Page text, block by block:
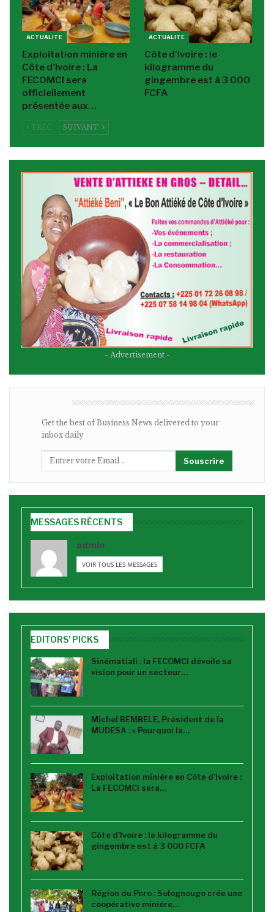
ACTUALITE
Exploitation minière en
Côte d’Ivoire : La
FECOMCI sera
officiellement
présentée aux…
ACTUALITE
Côte d’Ivoire : le
kilogramme du
gingembre est à 3 000
FCFA
PREC SUIVANT
- Advertisement -
Get the best of Business News delivered to your
inbox daily
Souscrire
MESSAGES RÉCENTS
admin
VOIR TOUS LES MESSAGES
EDITORS' PICKS
Sinématiali : la FECOMCI dévoile sa
vision pour un secteur…
Michel BEMBELE, Président de la
MUDESA : « Pourquoi la…
Exploitation minière en Côte d’Ivoire :
La FECOMCI sera…
Côte d’Ivoire : le kilogramme du
gingembre est à 3 000 FCFA
Région du Poro : Solognougo crée une
coopérative minière…